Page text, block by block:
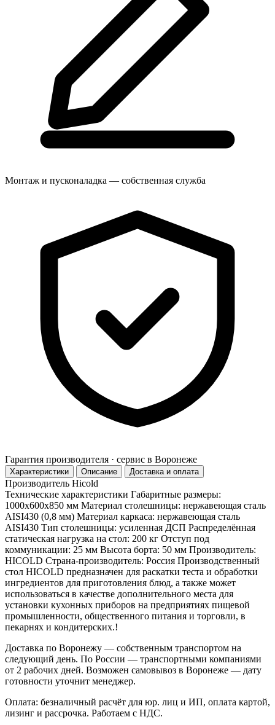
Монтаж и пусконаладка — собственная служба
Гарантия производителя · сервис в Воронеже
Характеристики Описание Доставка и оплата
Производитель Hicold
Технические характеристики Габаритные размеры:
1000х600х850 мм Материал столешницы: нержавеющая сталь
AISI430 (0,8 мм) Материал каркаса: нержавеющая сталь
AISI430 Тип столешницы: усиленная ДСП Распределённая
статическая нагрузка на стол: 200 кг Отступ под
коммуникации: 25 мм Высота борта: 50 мм Производитель:
HICOLD Страна-производитель: Россия Производственный
стол HICOLD предназначен для раскатки теста и обработки
ингредиентов для приготовления блюд, а также может
использоваться в качестве дополнительного места для
установки кухонных приборов на предприятиях пищевой
промышленности, общественного питания и торговли, в
пекарнях и кондитерских.!
Доставка по Воронежу — собственным транспортом на
следующий день. По России — транспортными компаниями
от 2 рабочих дней. Возможен самовывоз в Воронеже — дату
готовности уточнит менеджер.
Оплата: безналичный расчёт для юр. лиц и ИП, оплата картой,
лизинг и рассрочка. Работаем с НДС.